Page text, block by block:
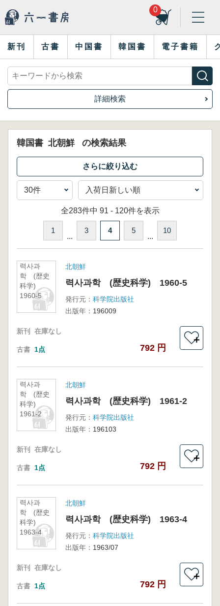
0
新刊 古書 中国書 韓国書 電子書籍
詳細検索
韓国書 北朝鮮 の検索結果
全283件中 91 - 120件を表示
1
...
3 4 5
...
10
력사과
학 (歴史
科学)
1960-5
北朝鮮
력사과학 (歴史科学) 1960-5
発行元： 科学院出版社
出版年： 196009
新刊 在庫なし
古書 1点 792 円
＋
력사과
학 (歴史
科学)
1961-2
北朝鮮
력사과학 (歴史科学) 1961-2
発行元： 科学院出版社
出版年： 196103
新刊 在庫なし
古書 1点 792 円
＋
력사과
학 (歴史
科学)
1963-4
北朝鮮
력사과학 (歴史科学) 1963-4
発行元： 科学院出版社
出版年： 1963/07
新刊 在庫なし
古書 1点 792 円
＋